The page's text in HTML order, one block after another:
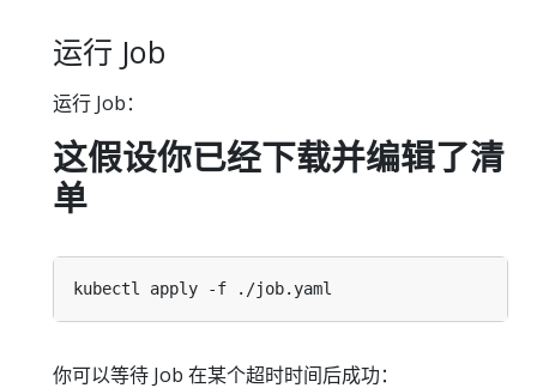
运行 Job
运行 Job：
这假设你已经下载并编辑了清
单
你可以等待 Job 在某个超时时间后成功：